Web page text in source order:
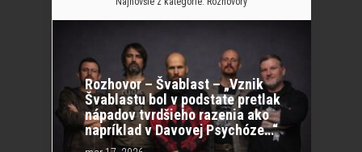
Rozhovor – Švablast – „Vznik
Švablastu bol v podstate pretlak
nápadov tvrdšieho razenia ako
napríklad v Davovej Psychóze…“